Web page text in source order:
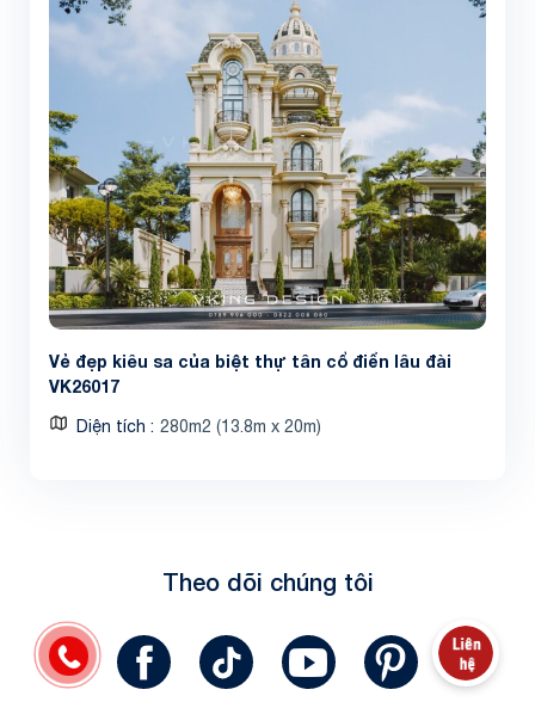
Vẻ đẹp kiêu sa của biệt thự tân cổ điển lâu đài
VK26017
Diện tích 280m2 (13.8m x 20m)
Theo dõi chúng tôi